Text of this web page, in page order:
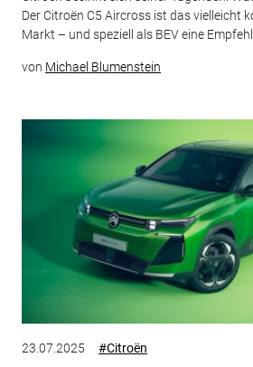
Der Citroën C5 Aircross ist das vielleicht
Markt – und speziell als BEV eine
von Michael Blumenstein
23.07.2025 #Citroën